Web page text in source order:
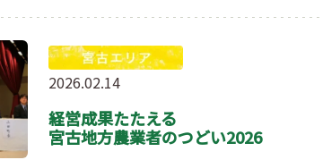
2026.02.14
経営成果たたえる
宮古地方農業者のつどい2026